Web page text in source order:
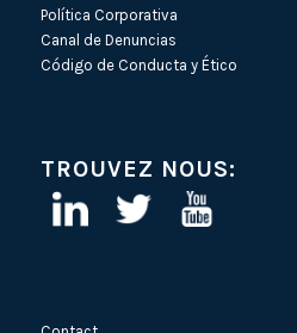
Política Corporativa
Canal de Denuncias
Código de Conducta y Ético
TROUVEZ NOUS: